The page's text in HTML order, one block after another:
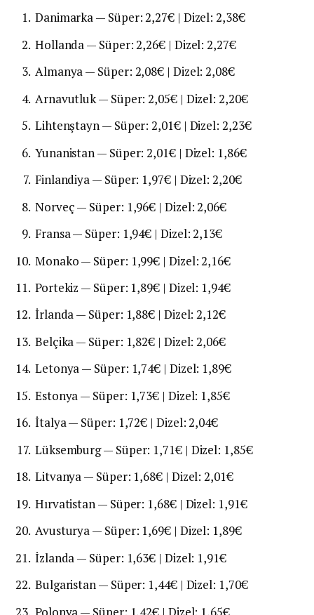
Danimarka — Süper: 2,27€ | Dizel: 2,38€
Hollanda — Süper: 2,26€ | Dizel: 2,27€
Almanya — Süper: 2,08€ | Dizel: 2,08€
Arnavutluk — Süper: 2,05€ | Dizel: 2,20€
Lihtenştayn — Süper: 2,01€ | Dizel: 2,23€
Yunanistan — Süper: 2,01€ | Dizel: 1,86€
Finlandiya — Süper: 1,97€ | Dizel: 2,20€
Norveç — Süper: 1,96€ | Dizel: 2,06€
Fransa — Süper: 1,94€ | Dizel: 2,13€
Monako — Süper: 1,99€ | Dizel: 2,16€
Portekiz — Süper: 1,89€ | Dizel: 1,94€
İrlanda — Süper: 1,88€ | Dizel: 2,12€
Belçika — Süper: 1,82€ | Dizel: 2,06€
Letonya — Süper: 1,74€ | Dizel: 1,89€
Estonya — Süper: 1,73€ | Dizel: 1,85€
İtalya — Süper: 1,72€ | Dizel: 2,04€
Lüksemburg — Süper: 1,71€ | Dizel: 1,85€
Litvanya — Süper: 1,68€ | Dizel: 2,01€
Hırvatistan — Süper: 1,68€ | Dizel: 1,91€
Avusturya — Süper: 1,69€ | Dizel: 1,89€
İzlanda — Süper: 1,63€ | Dizel: 1,91€
Bulgaristan — Süper: 1,44€ | Dizel: 1,70€
Polonya — Süper: 1,42€ | Dizel: 1,65€